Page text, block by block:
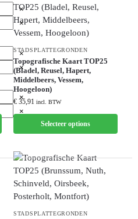
STADSPLATTEGRONDEN
Topografische Kaart TOP25
(Bladel, Reusel, Hapert,
Middelbeers, Vessem,
Hoogeloon)
€ 35,91 incl. BTW
Selecteer options
STADSPLATTEGRONDEN
×
×
×
×
×
×